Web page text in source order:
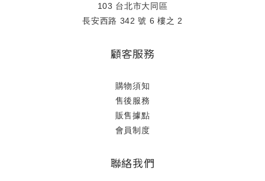
103 台北市大同區
長安西路 342 號 6 樓之 2
顧客服務
購物須知
售後服務
販售據點
會員制度
聯絡我們